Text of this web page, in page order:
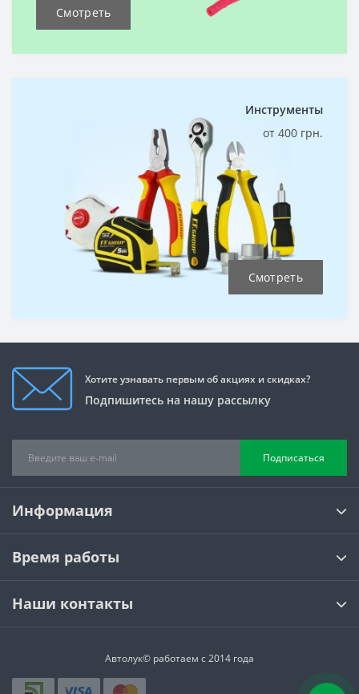
Смотреть
Инструменты
от 400 грн.
Смотреть
Хотите узнавать первым об акциях и скидках?
Подпишитесь на нашу рассылку
Подписаться
Информация
Время работы
Наши контакты
Автолук© работаем с 2014 года